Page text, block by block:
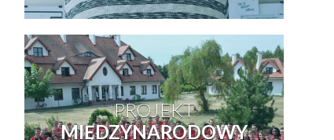
PROJEKT
MIĘDZYNARODOWY